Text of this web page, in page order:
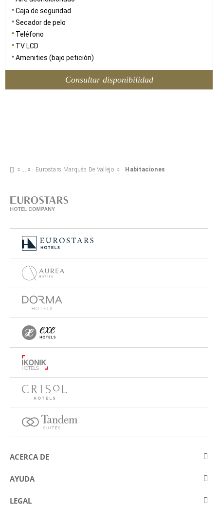
Caja de seguridad
Secador de pelo
Teléfono
TV LCD
Amenities (bajo petición)
Consultar disponibilidad
Eurostars Marqués De Vallejo Habitaciones
ACERCA DE
Sobre Eurostars Hotel Company
Concursos
AYUDA
Contactar
LEGAL